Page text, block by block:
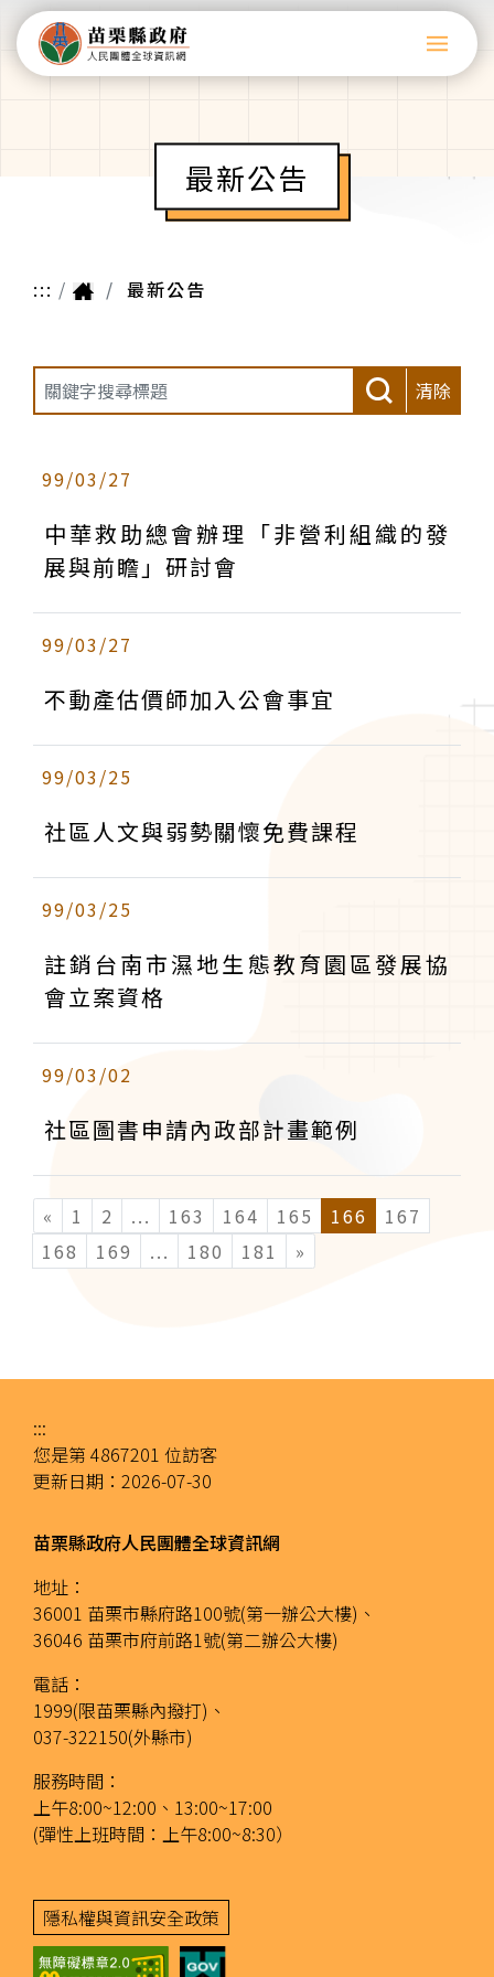
最新公告
::: 最新公告
清除
99/03/27
中華救助總會辦理「非營利組織的發
展與前瞻」研討會
99/03/27
不動產估價師加入公會事宜
99/03/25
社區人文與弱勢關懷免費課程
99/03/25
註銷台南市濕地生態教育園區發展協
會立案資格
99/03/02
社區圖書申請內政部計畫範例
« 1 2 ... (current)
163 164 165 166
167
168
169 ... (current)
180 181 »
:::
您是第 4867201 位訪客
更新日期： 2026-07-30
苗栗縣政府人民團體全球資訊網
地址：
36001 苗栗市縣府路100號(第一辦公大樓)、
36046 苗栗市府前路1號(第二辦公大樓)
電話：
1999(限苗栗縣內撥打)、
037-322150(外縣市)
服務時間：
上午8:00~12:00、13:00~17:00
(彈性上班時間：上午8:00~8:30）
隱私權與資訊安全政策